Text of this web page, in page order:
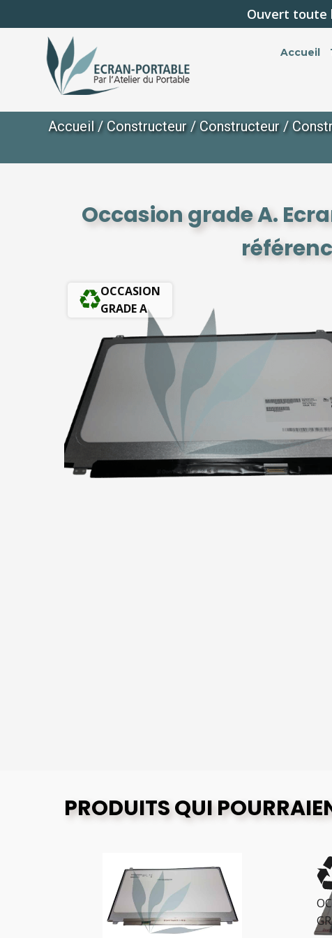
Ouvert toute
Accueil
Accueil/ Constructeur / Constructeur /
Occasion grade A.
OCCASION
GRADE A
PRODUITS QUI